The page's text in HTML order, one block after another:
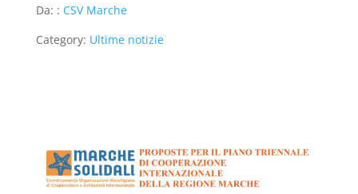
Da: : CSV Marche
Category: Ultime notizie